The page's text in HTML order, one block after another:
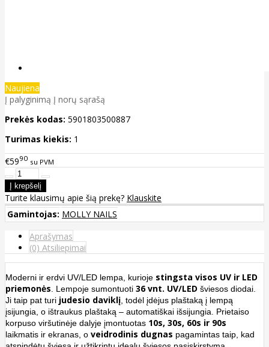
Naujiena
Į palyginimą Į norų sąrašą
Prekės kodas: 5901803500887
Turimas kiekis: 1
€5990 su PVM
Turite klausimų apie šią prekę? Klauskite
Gamintojas: MOLLY NAILS
Aprašymas
(0) Atsiliepimai
Moderni ir erdvi UV/LED lempa, kurioje stingsta visos UV ir LED
priemonės . Lempoje sumontuoti 36 vnt. UV/LED šviesos diodai.
Ji taip pat turi judesio daviklį , todėl įdėjus plaštaką į lempą
įsijungia, o ištraukus plaštaką – automatiškai išsijungia. Prietaiso
korpuso viršutinėje dalyje įmontuotas 10s, 30s, 60s ir 90s
laikmatis ir ekranas, o veidrodinis dugnas pagamintas taip, kad